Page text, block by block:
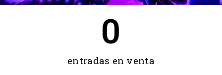
entradas en venta
0